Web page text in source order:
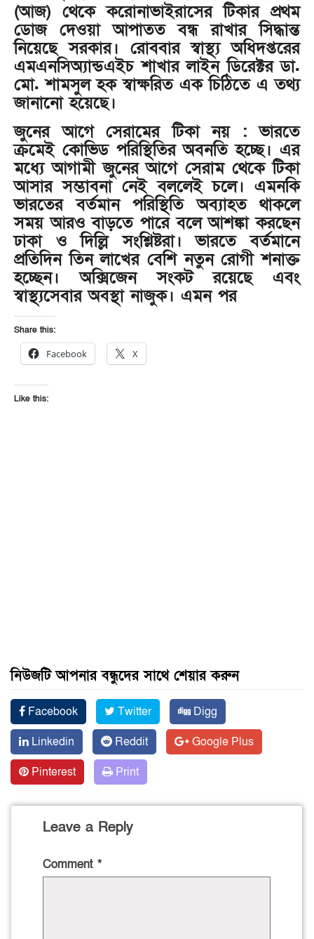
(আজ) থেকে করোনাভাইরাসের টিকার প্রথম
ডোজ দেওয়া আপাতত বন্ধ রাখার সিদ্ধান্ত
নিয়েছে সরকার। রোববার স্বাস্থ্য অধিদপ্তরের
এমএনসিঅ্যান্ডএইচ শাখার লাইন ডিরেক্টর ডা.
মো. শামসুল হক স্বাক্ষরিত এক চিঠিতে এ তথ্য
জানানো হয়েছে।
জুনের আগে সেরামের টিকা নয় : ভারতে
ক্রমেই কোভিড পরিস্থিতির অবনতি হচ্ছে। এর
মধ্যে আগামী জুনের আগে সেরাম থেকে টিকা
আসার সম্ভাবনা নেই বললেই চলে। এমনকি
ভারতের বর্তমান পরিস্থিতি অব্যাহত থাকলে
সময় আরও বাড়তে পারে বলে আশঙ্কা করছেন
ঢাকা ও দিল্লি সংশ্লিষ্টরা। ভারতে বর্তমানে
প্রতিদিন তিন লাখের বেশি নতুন রোগী শনাক্ত
হচ্ছেন। অক্সিজেন সংকট রয়েছে এবং
স্বাস্থ্যসেবার অবস্থা নাজুক। এমন পর
Share this:
Facebook X
Like this:
নিউজটি আপনার বন্ধুদের সাথে শেয়ার করুন
Facebook Twitter
Digg
Linkedin
Reddit
Google Plus
Pinterest
Print
Leave a Reply
Comment *